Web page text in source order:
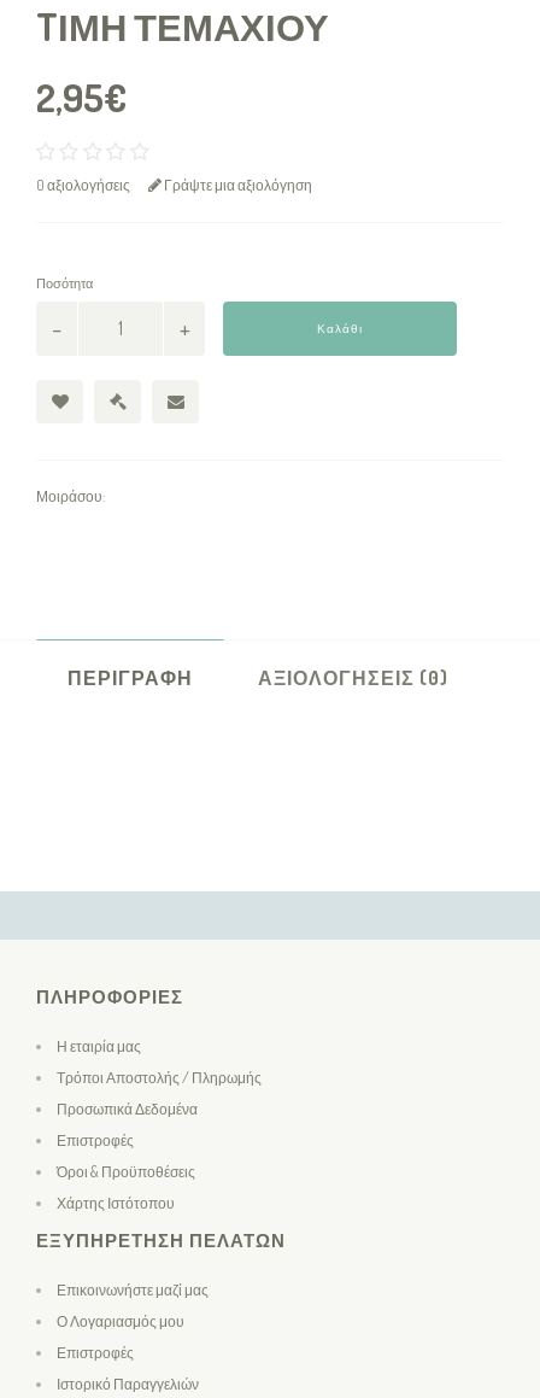
TΙΜΉ ΤΕΜΑΧΊΟΥ
2,95€
0 αξιολογήσεις Γράψτε μια αξιολόγηση
Ποσότητα
Καλάθι
Μοιράσου:
ΠΕΡΙΓΡΑΦΉ ΑΞΙΟΛΟΓΉΣΕΙΣ (0)
ΠΛΗΡΟΦΟΡΊΕΣ
Η εταιρία μας
Τρόποι Αποστολής / Πληρωμής
Προσωπικά Δεδομένα
Επιστροφές
Όροι & Προϋποθέσεις
Χάρτης Ιστότοπου
ΕΞΥΠΗΡΈΤΗΣΗ ΠΕΛΑΤΏΝ
Επικοινωνήστε μαζί μας
Ο Λογαριασμός μου
Επιστροφές
Ιστορικό Παραγγελιών